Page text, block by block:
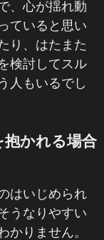
、心が揺れ動
ていると思い
り、はたまた
検討してスル
人もいるでし
抱かれる場合
はいじめられ
うなりやすい
かりません。